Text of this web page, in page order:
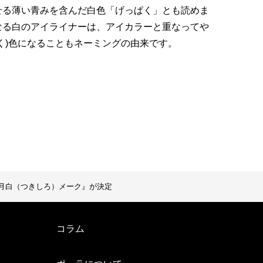
薄い青みを含んだ白色「げっぱく」とも読めま
白のアイライナーは、アイカラーと重なってや
色になることもネーミングの由来です。
（つきしろ）メーク』が決定
コラム